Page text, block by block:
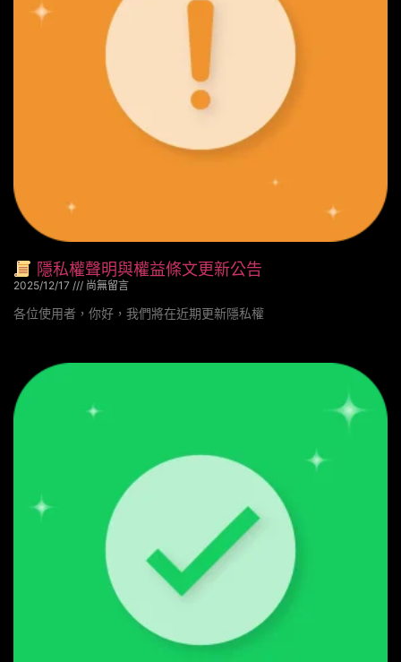
隱私權聲明與權益條文更新公告
2025/12/17 尚無留言
各位使用者，你好，我們將在近期更新隱私權